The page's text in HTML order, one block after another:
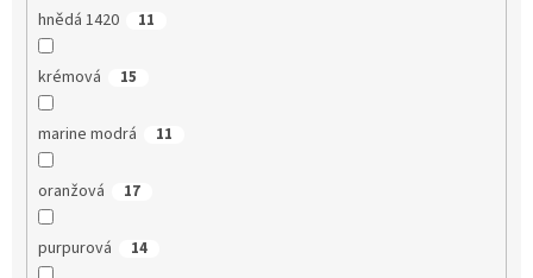
hnědá 1420 11
krémová 15
marine modrá 11
oranžová 17
purpurová 14